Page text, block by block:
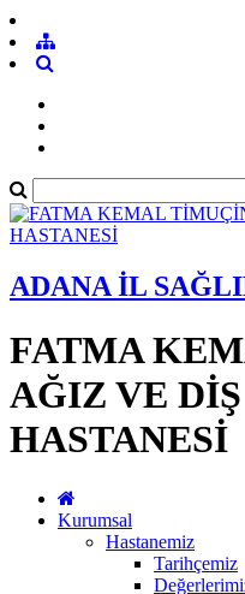
ADANA İL
FATMA
AĞIZ VE
HASTANESİ
Kurumsal
Hastanemiz
Tarihçemiz